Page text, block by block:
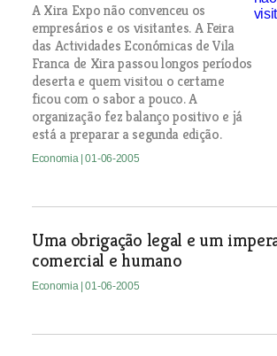
A Xira Expo não convenceu os
empresários e os visitantes. A Feira
das Actividades Económicas de Vila
Franca de Xira passou longos períodos
deserta e quem visitou o certame
ficou com o sabor a pouco. A
organização fez balanço positivo e já
está a preparar a segunda edição.
Economia | 01-06-2005
Uma obrigação legal e um
comercial e humano
Economia | 01-06-2005